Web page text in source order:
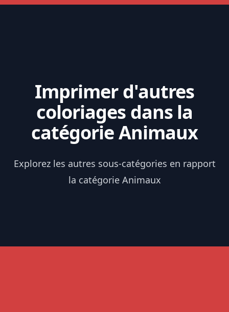
Imprimer d'autres
coloriages dans la
catégorie Animaux
Explorez les autres sous-catégories en rapport
la catégorie Animaux